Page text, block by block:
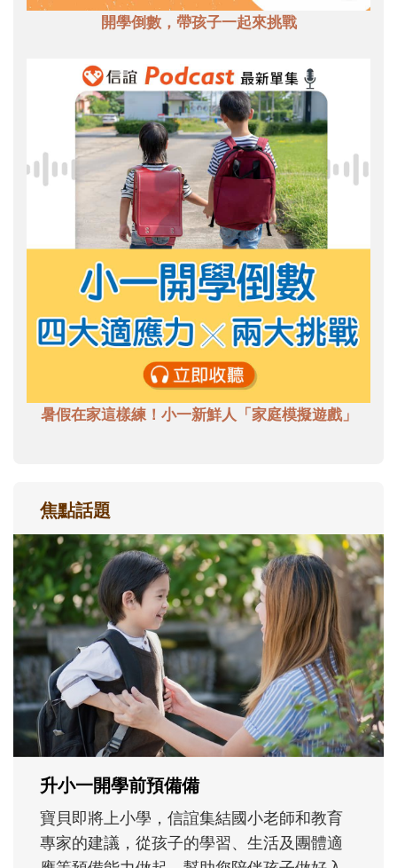
開學倒數，帶孩子一起來挑戰
暑假在家這樣練！小一新鮮人「家庭模擬遊戲」
焦點話題
和孩子一起長大的那個男人│讀懂父親的
不同模樣
沒有人天生就擅長當爸爸！男人總是在一次
次「前所未有」的體驗中，跟著孩子一起長
大。從給予安全感的肢體遊戲，到獨立自
主、角色認同及解決問題的能力養成。爸爸
正嘗試用不同的模樣，參與孩子每個重要的